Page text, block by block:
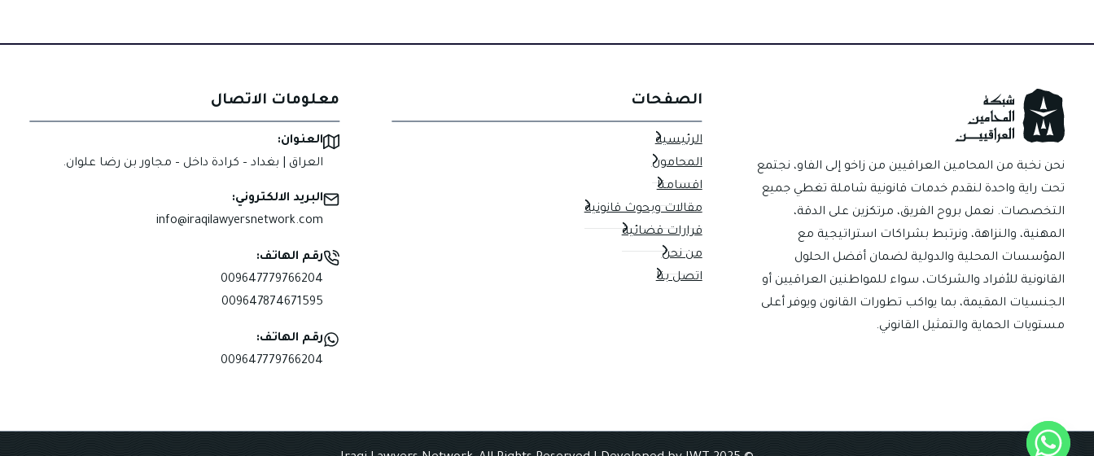
نحن نخبة من المحامين العراقيين من زاخو إلى الفاو، نجتمع
تحت راية واحدة لنقدم خدمات قانونية شاملة تغطي جميع
التخصصات. نعمل بروح الفريق، مرتكزين على الدقة،
المهنية، والنزاهة، ونرتبط بشراكات استراتيجية مع
المؤسسات المحلية والدولية لضمان أفضل الحلول
القانونية للأفراد والشركات، سواء للمواطنين العراقيين أو
الجنسيات المقيمة، بما يواكب تطورات القانون ويوفر أعلى
مستويات الحماية والتمثيل القانوني.
الصفحات
الرئيسية
المحامون
اقسامنا
مقالات وبحوث قانونية
قرارات قضائية
من نحن
اتصل بنا
معلومات الاتصال
العنوان:
العراق | بغداد – كرادة داخل – مجاور بن رضا علوان.
البريد الالكتروني:
info@iraqilawyersnetwork.com
رقم الهاتف:
009647779766204
009647874671595
رقم الهاتف:
009647779766204